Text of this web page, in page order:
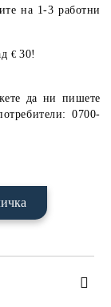
на 1-3 работни
€30!
да ни пишете
0700-